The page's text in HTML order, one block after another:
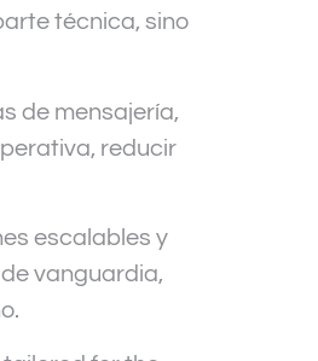
técnica, sino
de mensajería,
reducir
escalables y
vanguardia,